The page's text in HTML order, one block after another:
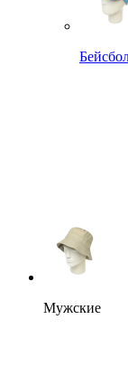
Мужские